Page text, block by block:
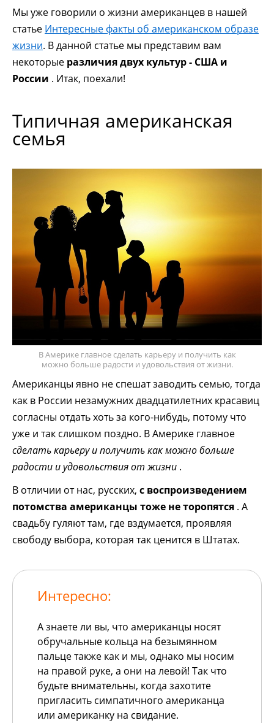
Мы уже говорили о жизни американцев в нашей
статье Интересные факты об американском образе
жизни. В данной статье мы представим вам
некоторые различия двух культур - США и
России . Итак, поехали!
Типичная американская
семья
В Америке главное сделать карьеру и получить как
можно больше радости и удовольствия от жизни.
Американцы явно не спешат заводить семью, тогда
как в России незамужних двадцатилетних красавиц
согласны отдать хоть за кого-нибудь, потому что
уже и так слишком поздно. В Америке главное
сделать карьеру и получить как можно больше
радости и удовольствия от жизни .
В отличии от нас, русских, с воспроизведением
потомства американцы тоже не торопятся . А
свадьбу гуляют там, где вздумается, проявляя
свободу выбора, которая так ценится в Штатах.
Интересно:
А знаете ли вы, что американцы носят
обручальные кольца на безымянном
пальце также как и мы, однако мы носим
на правой руке, а они на левой! Так что
будьте внимательны, когда захотите
пригласить симпатичного американца
или американку на свидание.